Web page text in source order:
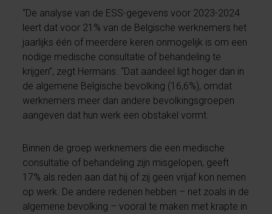
“De analyse van de ESS-gegevens voor 2023-2024
leert dat voor 21% van de Belgische werknemers het
jaarlijks één of meerdere keren onmogelijk is om een
nodige medische consultatie of behandeling te
krijgen”, zegt Hermans. “Dat aandeel ligt hoger dan in
de algemene Belgische bevolking (16,6%), omdat
werknemers meer dan andere bevolkingsgroepen
aangeven dat hun werk een obstakel vormt.
Binnen de groep werknemers die een medische
consultatie of behandeling zijn misgelopen, geeft
17% als reden aan dat hij of zij geen vrijaf kon nemen
op werk. De andere redenen hebben – net zoals in de
algemene bevolking – vooral te maken met krapte in